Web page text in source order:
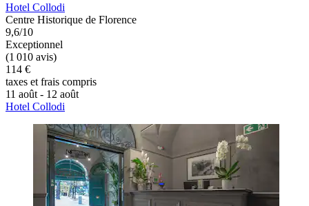
Hotel Collodi
Centre Historique de Florence
9,6/10
Exceptionnel
(1 010 avis)
114 €
taxes et frais compris
11 août - 12 août
Hotel Collodi